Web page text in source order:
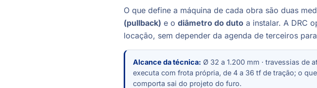
O que define a máquina de cada obra são duas
(pullback) e o diâmetro do duto a instalar. A DRC
locação, sem depender da agenda de terceiros
Alcance da técnica: Ø 32 a 1.200 mm · travessias de
executa com frota própria, de 4 a 36 tf de tração; o
comporta sai do projeto do furo.